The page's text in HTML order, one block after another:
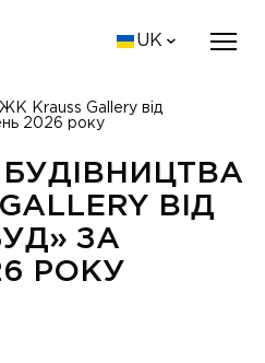
UK
Krauss Gallery від
2026 року
ВІД
ЗА
РОКУ